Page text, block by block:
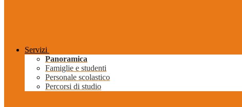
Servizi
Panoramica
Famiglie e studenti
Personale scolastico
Percorsi di studio